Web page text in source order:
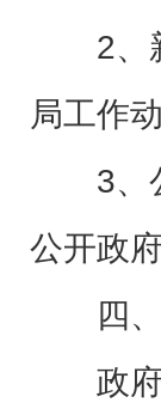
2、新
局工作
3、公
公开政
四、
政府